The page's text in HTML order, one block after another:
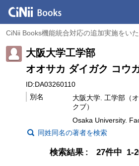
CiNii Books機能統合対応の追加実施をい
大阪大学工学部
オオサカ ダイガク コウ
ID:DA03260110
別名
大阪大学. 工学部（
クブ）
Osaka University.
同姓同名の著者を検索
検索結果 27件中 1-